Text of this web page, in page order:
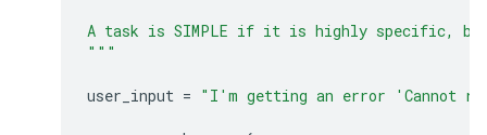
A task is SIMPLE if it is highly specific,
"""
user_input = "I'm getting an error 'Cannot